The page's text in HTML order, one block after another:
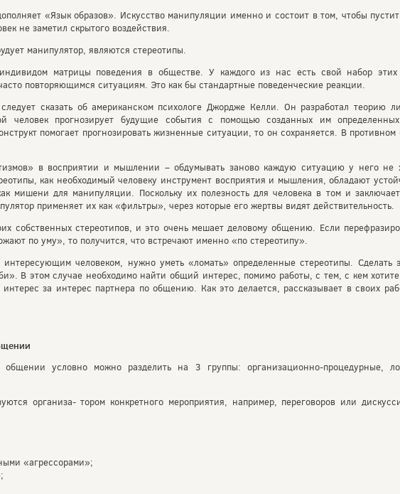
«Язык образов». Искусство манипуляции именно и состоит в том, чтобы
не заметил скрытого воздействия.
манипулятор, являются стереотипы.
матрицы поведения в обществе. У каждого из нас есть свой набор этих
повторяющимся ситуациям. Это как бы стандартные поведенческие реакции.
сказать об американском психологе Джордже Келли. Он разработал теорию
человек прогнозирует будущие события с помощью созданных им
помогает прогнозировать жизненные ситуации, то он сохраняется. В противном
в восприятии и мышлении – обдумывать заново каждую ситуацию у него не
как необходимый человеку инструмент восприятия и мышления, обладают
мишени для манипуляции. Поскольку их полезность для человека в том и
применяет их как «фильтры», через которые его жертвы видят действительность.
собственных стереотипов, и это очень мешает деловому общению. Если
по уму», то получится, что встречают именно «по стереотипу».
человеком, нужно уметь «ломать» определенные стереотипы. Сделать
В этом случае необходимо найти общий интерес, помимо работы, с тем, с кем
за интерес партнера по общению. Как это делается, рассказывает в своих
условно можно разделить на 3 группы: организационно-процедурные,
организа- тором конкретного мероприятия, например, переговоров или
«агрессорами»;